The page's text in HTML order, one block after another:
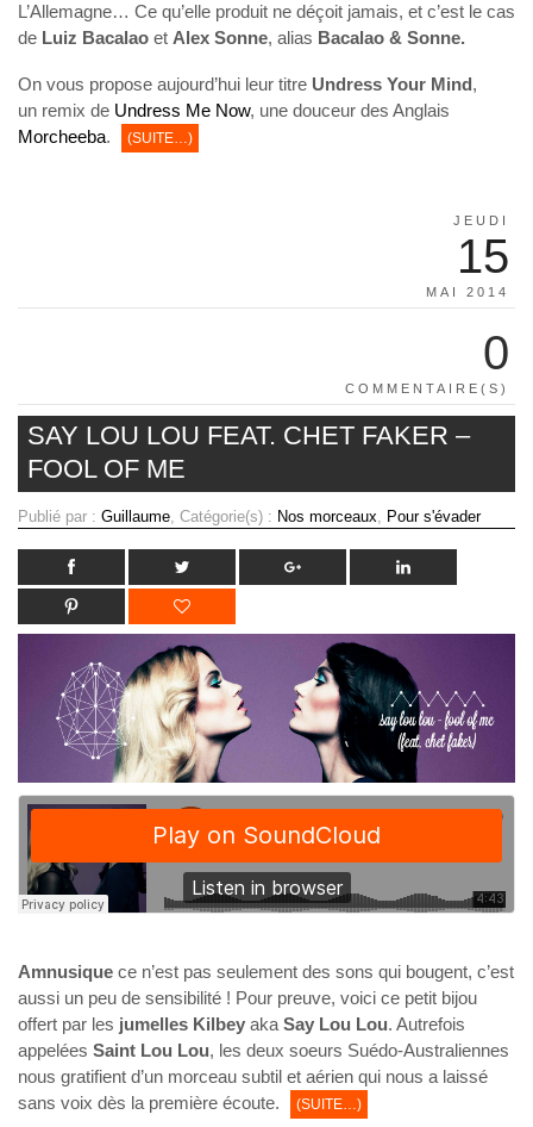
L’Allemagne… Ce qu’elle produit ne déçoit jamais, et c’est le cas
de Luiz Bacalao et Alex Sonne, alias Bacalao & Sonne.
On vous propose aujourd’hui leur titre Undress Your Mind,
un remix de Undress Me Now, une douceur des Anglais
Morcheeba. (SUITE…)
JEUDI
15
MAI 2014
0
COMMENTAIRE(S)
SAY LOU LOU FEAT. CHET FAKER –
FOOL OF ME
Publié par : Guillaume, Catégorie(s) : Nos morceaux, Pour s'évader
Amnusique ce n’est pas seulement des sons qui bougent, c’est
aussi un peu de sensibilité ! Pour preuve, voici ce petit bijou
offert par les jumelles Kilbey akaSay Lou Lou. Autrefois
appelées Saint Lou Lou, les deux soeurs Suédo-Australiennes
nous gratifient d’un morceau subtil et aérien qui nous a laissé
sans voix dès la première écoute.
(SUITE…)